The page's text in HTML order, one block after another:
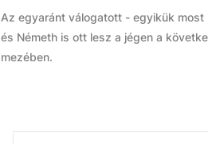
Az egyaránt válogatott - egyikük
és Németh is ott lesz a jégen a
mezében.